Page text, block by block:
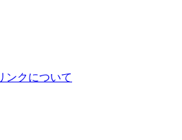
ンクについて